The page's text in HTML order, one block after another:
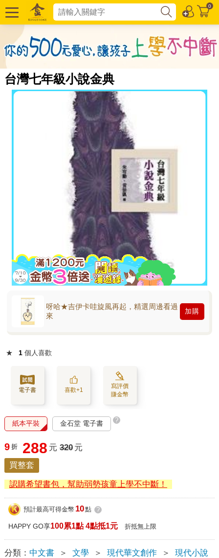
0
台灣七年級小說金典
呀哈★吉伊卡哇旋風再起，精選周邊看過
來
加購
★ 1 個人喜歡
電子書 喜歡+1
寫評價
賺金幣
紙本平裝 金石堂 電子書 ?
9 折 288 元 320 元
買整套
認購希望書包，幫助弱勢孩童上學不中斷！
預計最高可得金幣 10點 ?
HAPPY GO享100累1點 4點抵1元 折抵無上限
分類： 中文書 ＞ 文學 ＞ 現代華文創作 ＞ 現代小說